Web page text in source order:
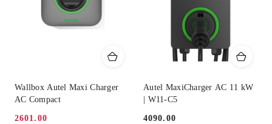
Wallbox Autel Maxi Charger
AC Compact
2601.00
Autel MaxiCharger AC 11 kW
| W11-C5
4090.00